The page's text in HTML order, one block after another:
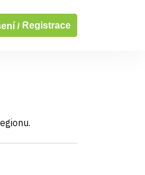
/ Registrace